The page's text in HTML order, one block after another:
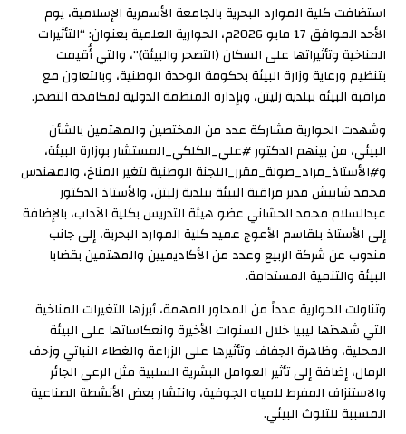
استضافت كلية الموارد البحرية بالجامعة الأسمرية الإسلامية، يوم
الأحد الموافق 17 مايو 2026م، الحوارية العلمية بعنوان: “التأثيرات
المناخية وتأثيراتها على السكان (التصحر والبيئة)”، والتي أُقيمت
بتنظيم ورعاية وزارة البيئة بحكومة الوحدة الوطنية، وبالتعاون مع
مراقبة البيئة ببلدية زليتن، وبإدارة المنظمة الدولية لمكافحة التصحر.
وشهدت الحوارية مشاركة عدد من المختصين والمهتمين بالشأن
البيئي، من بينهم الدكتور #علي_الكلكي_المستشار بوزارة البيئة،
و#الأستاذ_مراد_صولة_مقرر_اللجنة الوطنية لتغير المناخ، والمهندس
محمد شابيش مدير مراقبة البيئة ببلدية زليتن، والأستاذ الدكتور
عبدالسلام محمد الحشاني عضو هيئة التدريس بكلية الآداب، بالإضافة
إلى الأستاذ بلقاسم الأعوج عميد كلية الموارد البحرية، إلى جانب
مندوب عن شركة الربيع وعدد من الأكاديميين والمهتمين بقضايا
البيئة والتنمية المستدامة.
وتناولت الحوارية عدداً من المحاور المهمة، أبرزها التغيرات المناخية
التي شهدتها ليبيا خلال السنوات الأخيرة وانعكاساتها على البيئة
المحلية، وظاهرة الجفاف وتأثيرها على الزراعة والغطاء النباتي وزحف
الرمال، إضافة إلى تأثير العوامل البشرية السلبية مثل الرعي الجائر
والاستنزاف المفرط للمياه الجوفية، وانتشار بعض الأنشطة الصناعية
المسببة للتلوث البيئي.